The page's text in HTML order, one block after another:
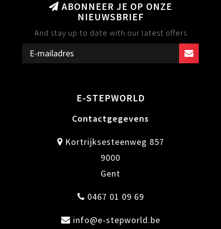
ABONNEER JE OP ONZE
NIEUWSBRIEF
And stay up to date with our latest offers
E-STEPWORLD
Contactgegevens
Kortrijksesteenweg 857
9000
Gent
0467 01 09 69
info@e-stepworld.be